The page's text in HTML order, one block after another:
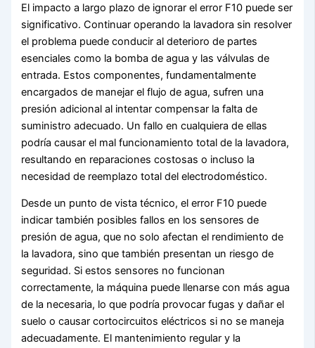
El impacto a largo plazo de ignorar el error F10 puede ser
significativo. Continuar operando la lavadora sin resolver
el problema puede conducir al deterioro de partes
esenciales como la bomba de agua y las válvulas de
entrada. Estos componentes, fundamentalmente
encargados de manejar el flujo de agua, sufren una
presión adicional al intentar compensar la falta de
suministro adecuado. Un fallo en cualquiera de ellas
podría causar el mal funcionamiento total de la lavadora,
resultando en reparaciones costosas o incluso la
necesidad de reemplazo total del electrodoméstico.
Desde un punto de vista técnico, el error F10 puede
indicar también posibles fallos en los sensores de
presión de agua, que no solo afectan el rendimiento de
la lavadora, sino que también presentan un riesgo de
seguridad. Si estos sensores no funcionan
correctamente, la máquina puede llenarse con más agua
de la necesaria, lo que podría provocar fugas y dañar el
suelo o causar cortocircuitos eléctricos si no se maneja
adecuadamente. El mantenimiento regular y la